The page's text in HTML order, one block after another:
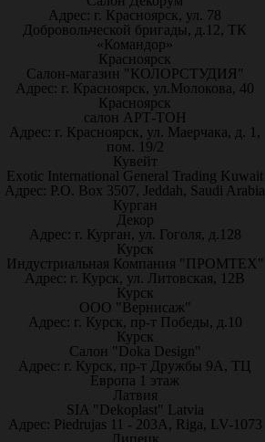
Адрес: г. Красноярск, ул. 78
Добровольческой бригады, д.12, ТК
«Командор»
Красноярск
Салон-магазин "КОЛОРСТУДИЯ"
Адрес: г. Красноярск, ул.Молокова, 40
Красноярск
салон АРТ-ТОН
Адрес: г. Красноярск, ул. Маерчака, д. 1,
пом. 19/2
Кувейт
Exotic International General Trading Kuwait
Адрес: P.O. Box 3507, Jeddah, Saudi Arabia
Курган
Декор
Адрес: г. Курган, ул. Гоголя, д.128
Курск
Индустриальная Компания "ПРОМТЕХ"
Адрес: г. Курск, ул. Литовская, 12В
Курск
ООО "Вернисаж"
Адрес: г. Курск, пр-т Победы, д.10
Курск
Салон "Doka Design"
Адрес: г. Курск, пр-т Дружбы 9А, ТЦ
Европа 1 этаж
Латвия
SIA "Dekoplast" Latvia
Адрес: Piedrujas 11 - 203A, Riga, LV-1073
Липецк